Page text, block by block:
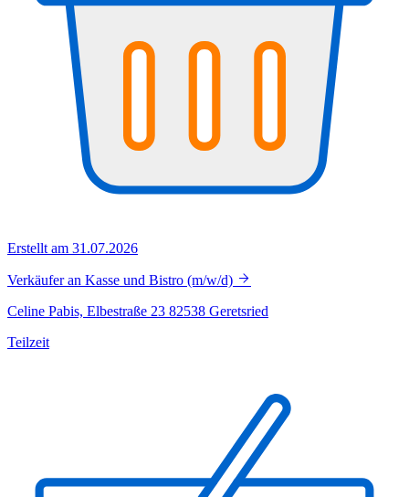
Erstellt am 31.07.2026
Verkäufer an Kasse und Bistro (m/w/d)
Celine Pabis, Elbestraße 23 82538 Geretsried
Teilzeit